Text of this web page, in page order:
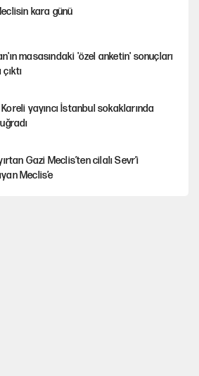
kara günü
masasındaki 'özel anketin' sonuçları
yayıncı İstanbul sokaklarında
Gazi Meclis’ten cilalı Sevr’i
Meclis’e